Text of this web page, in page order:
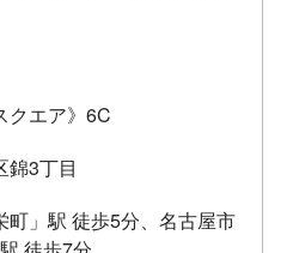
クエア》6C
錦3丁目
町」駅 徒歩5分、名古屋市